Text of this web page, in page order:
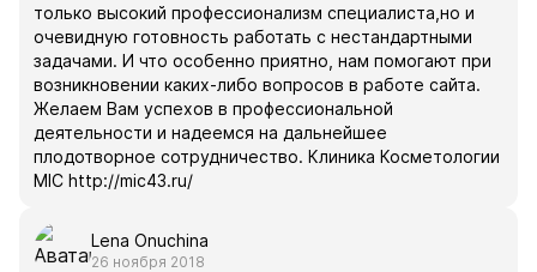
только высокий профессионализм специалиста,но и
очевидную готовность работать с нестандартными
задачами. И что особенно приятно, нам помогают при
возникновении каких-либо вопросов в работе сайта.
Желаем Вам успехов в профессиональной
деятельности и надеемся на дальнейшее
плодотворное сотрудничество. Клиника Косметологии
MIC http://mic43.ru/
Lena Onuchina
26 ноября 2018